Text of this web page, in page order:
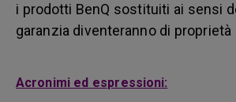
i prodotti BenQ sostituiti ai sensi
garanzia diventeranno di proprietà
Acronimi ed espressioni: